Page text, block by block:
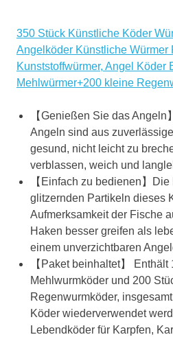
350 Stück Künstliche Köder
Angelköder Künstliche Würmer
Kunststoffwürmer, Angel Köder
Mehlwürmer+200 kleine
【Genießen Sie das
Angeln sind aus
gesund, nicht leicht zu
verblassen, weich und
【Einfach zu bedienen】
glitzernden Partikeln dieses
Aufmerksamkeit der Fische
Haken besser greifen als
einem unverzichtbaren
【Paket beinhaltet】 Enthält
Mehlwurmköder und 200
Regenwurmköder,
Köder wiederverwendet
Lebendköder für Karpfen,